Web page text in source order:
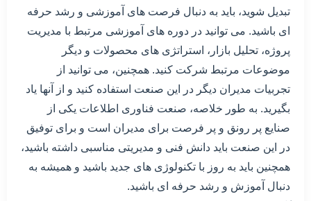
تبدیل شوید، باید به دنبال فرصت های آموزشی و رشد حرفه
ای باشید. می توانید در دوره های آموزشی مرتبط با مدیریت
پروژه، تحلیل بازار، استراتژی های محصولات و دیگر
موضوعات مرتبط شرکت کنید. همچنین، می توانید از
تجربیات مدیران دیگر در این صنعت استفاده کنید و از آنها یاد
بگیرید. به طور خلاصه، صنعت فناوری اطلاعات یکی از
صنایع پر رونق و پر فرصت برای مدیران است و برای توفیق
در این صنعت باید دانش فنی و مدیریتی مناسبی داشته باشید،
همچنین باید به روز با تکنولوژی های جدید باشید و همیشه به
دنبال آموزش و رشد حرفه ای باشید.